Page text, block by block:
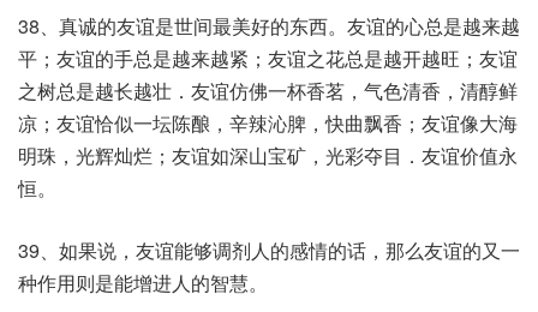
38、真诚的友谊是世间最美好的东西。友谊的心总是越来越
平；友谊的手总是越来越紧；友谊之花总是越开越旺；友谊
之树总是越长越壮．友谊仿佛一杯香茗，气色清香，清醇鲜
凉；友谊恰似一坛陈酿，辛辣沁脾，快曲飘香；友谊像大海
明珠，光辉灿烂；友谊如深山宝矿，光彩夺目．友谊价值永
恒。
39、如果说，友谊能够调剂人的感情的话，那么友谊的又一
种作用则是能增进人的智慧。